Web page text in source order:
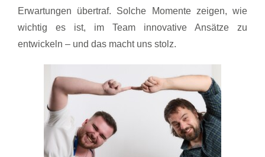
Erwartungen übertraf. Solche Momente zeigen, wie
wichtig es ist, im Team innovative Ansätze zu
entwickeln – und das macht uns stolz.